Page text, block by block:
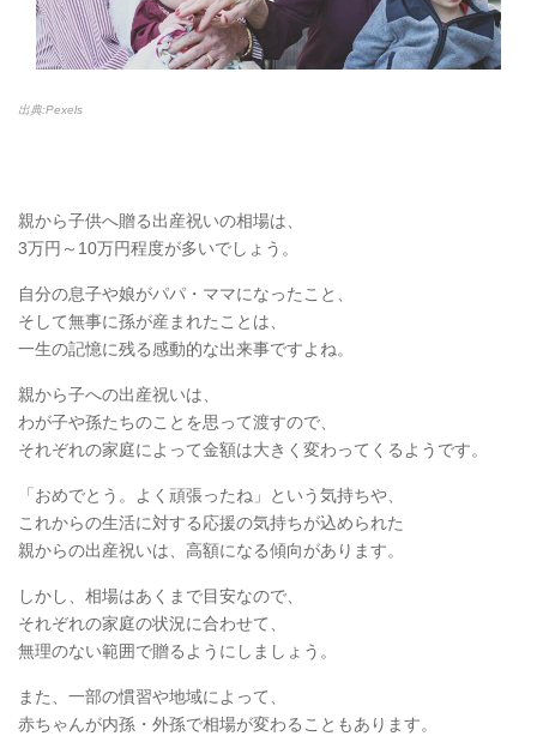
出典:Pexels
親から子供へ贈る出産祝いの相場は、
3万円～10万円程度が多いでしょう。
自分の息子や娘がパパ・ママになったこと、
そして無事に孫が産まれたことは、
一生の記憶に残る感動的な出来事ですよね。
親から子への出産祝いは、
わが子や孫たちのことを思って渡すので、
それぞれの家庭によって金額は大きく変わってくるようです。
「おめでとう。よく頑張ったね」という気持ちや、
これからの生活に対する応援の気持ちが込められた
親からの出産祝いは、高額になる傾向があります。
しかし、相場はあくまで目安なので、
それぞれの家庭の状況に合わせて、
無理のない範囲で贈るようにしましょう。
また、一部の慣習や地域によって、
赤ちゃんが内孫・外孫で相場が変わることもあります。